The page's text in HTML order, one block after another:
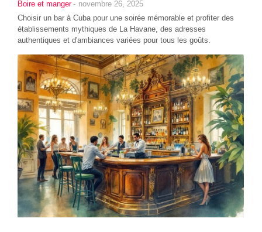
Boire et manger - novembre 26, 2025
Choisir un bar à Cuba pour une soirée mémorable et profiter des
établissements mythiques de La Havane, des adresses
authentiques et d'ambiances variées pour tous les goûts.